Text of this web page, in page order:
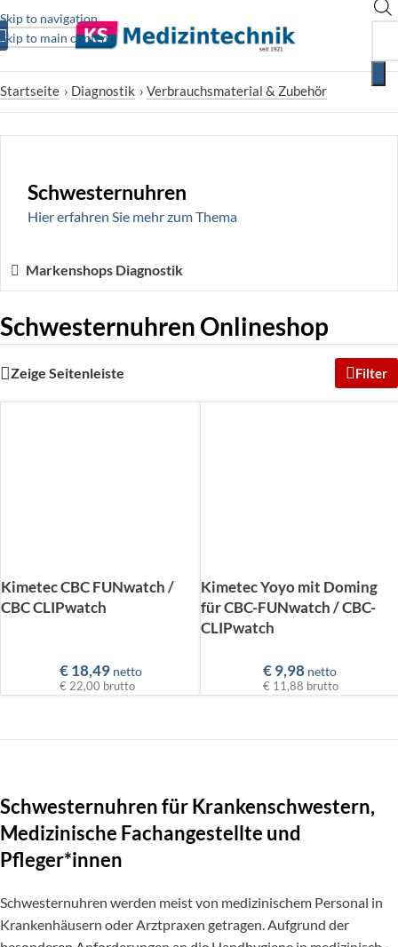
Skip to navigation
Skip to main content
Startseite › Diagnostik › Verbrauchsmaterial & Zubehör
Schwesternuhren
Hier erfahren Sie mehr zum Thema
Markenshops Diagnostik
Schwesternuhren Onlineshop
Zeige Seitenleiste Filter
Kimetec CBC FUNwatch /
CBC CLIPwatch
€18,49 netto
€ 22,00 brutto
Kimetec Yoyo mit Doming
für CBC-FUNwatch / CBC-
CLIPwatch
€9,98 netto
€ 11,88 brutto
Schwesternuhren für Krankenschwestern,
Medizinische Fachangestellte und
Pfleger*innen
Schwesternuhren werden meist von medizinischem Personal in
Krankenhäusern oder Arztpraxen getragen. Aufgrund der